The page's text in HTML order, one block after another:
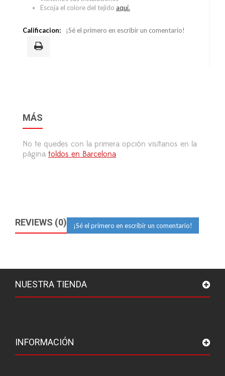
Escoja el colore del tejido aquí.
Calificacion: ¡Sé el primero en escribir un comentario!
MÁS
No te quedes con la primera opción visítanos en la
página toldos en Barcelona
REVIEWS (0) ¡Sé el primero en escribir un comentario!
NUESTRA TIENDA
INFORMACIÓN